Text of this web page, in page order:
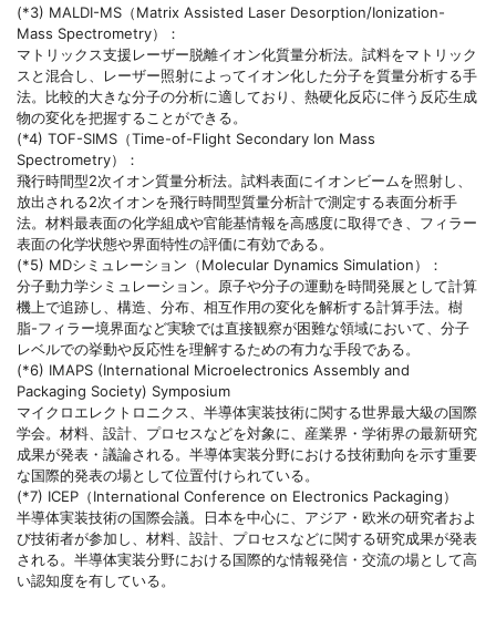
(*3) MALDI-MS（Matrix Assisted Laser Desorption/Ionization-
Mass Spectrometry）：
マトリックス支援レーザー脱離イオン化質量分析法。試料をマトリック
スと混合し、レーザー照射によってイオン化した分子を質量分析する手
法。比較的大きな分子の分析に適しており、熱硬化反応に伴う反応生成
物の変化を把握することができる。
(*4) TOF-SIMS（Time-of-Flight Secondary Ion Mass
Spectrometry）：
飛行時間型2次イオン質量分析法。試料表面にイオンビームを照射し、
放出される2次イオンを飛行時間型質量分析計で測定する表面分析手
法。材料最表面の化学組成や官能基情報を高感度に取得でき、フィラー
表面の化学状態や界面特性の評価に有効である。
(*5) MDシミュレーション（Molecular Dynamics Simulation）：
分子動力学シミュレーション。原子や分子の運動を時間発展として計算
機上で追跡し、構造、分布、相互作用の変化を解析する計算手法。樹
脂-フィラー境界面など実験では直接観察が困難な領域において、分子
レベルでの挙動や反応性を理解するための有力な手段である。
(*6) IMAPS (International Microelectronics Assembly and
Packaging Society) Symposium
マイクロエレクトロニクス、半導体実装技術に関する世界最大級の国際
学会。材料、設計、プロセスなどを対象に、産業界・学術界の最新研究
成果が発表・議論される。半導体実装分野における技術動向を示す重要
な国際的発表の場として位置付けられている。
(*7) ICEP（International Conference on Electronics Packaging）
半導体実装技術の国際会議。日本を中心に、アジア・欧米の研究者およ
び技術者が参加し、材料、設計、プロセスなどに関する研究成果が発表
される。半導体実装分野における国際的な情報発信・交流の場として高
い認知度を有している。